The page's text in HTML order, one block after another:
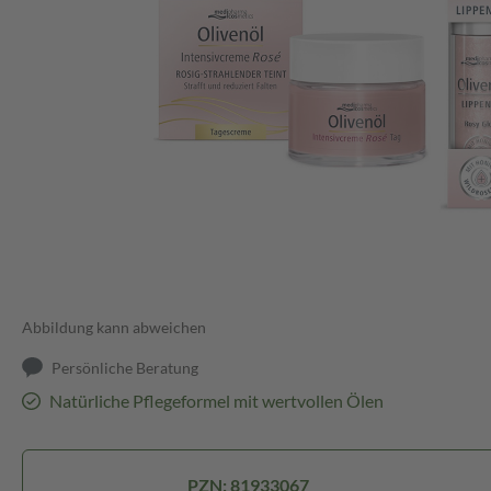
Abbildung kann abweichen
Persönliche Beratung
Natürliche Pflegeformel mit wertvollen Ölen
PZN: 81933067